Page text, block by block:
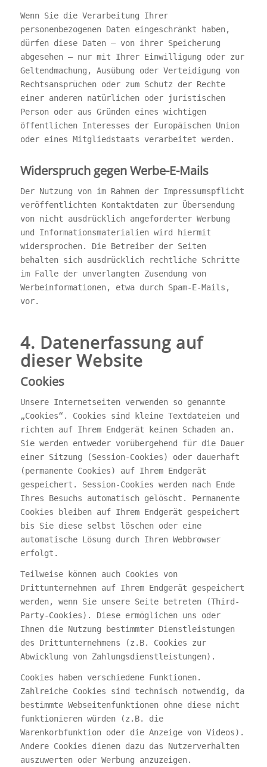
Wenn Sie die Verarbeitung Ihrer
personenbezogenen Daten eingeschränkt haben,
dürfen diese Daten – von ihrer Speicherung
abgesehen – nur mit Ihrer Einwilligung oder zur
Geltendmachung, Ausübung oder Verteidigung von
Rechtsansprüchen oder zum Schutz der Rechte
einer anderen natürlichen oder juristischen
Person oder aus Gründen eines wichtigen
öffentlichen Interesses der Europäischen Union
oder eines Mitgliedstaats verarbeitet werden.
Widerspruch gegen Werbe-E-Mails
Der Nutzung von im Rahmen der Impressumspflicht
veröffentlichten Kontaktdaten zur Übersendung
von nicht ausdrücklich angeforderter Werbung
und Informationsmaterialien wird hiermit
widersprochen. Die Betreiber der Seiten
behalten sich ausdrücklich rechtliche Schritte
im Falle der unverlangten Zusendung von
Werbeinformationen, etwa durch Spam-E-Mails,
vor.
4. Datenerfassung auf
dieser Website
Cookies
Unsere Internetseiten verwenden so genannte
„Cookies“. Cookies sind kleine Textdateien und
richten auf Ihrem Endgerät keinen Schaden an.
Sie werden entweder vorübergehend für die Dauer
einer Sitzung (Session-Cookies) oder dauerhaft
(permanente Cookies) auf Ihrem Endgerät
gespeichert. Session-Cookies werden nach Ende
Ihres Besuchs automatisch gelöscht. Permanente
Cookies bleiben auf Ihrem Endgerät gespeichert
bis Sie diese selbst löschen oder eine
automatische Lösung durch Ihren Webbrowser
erfolgt.
Teilweise können auch Cookies von
Drittunternehmen auf Ihrem Endgerät gespeichert
werden, wenn Sie unsere Seite betreten (Third-
Party-Cookies). Diese ermöglichen uns oder
Ihnen die Nutzung bestimmter Dienstleistungen
des Drittunternehmens (z.B. Cookies zur
Abwicklung von Zahlungsdienstleistungen).
Cookies haben verschiedene Funktionen.
Zahlreiche Cookies sind technisch notwendig, da
bestimmte Webseitenfunktionen ohne diese nicht
funktionieren würden (z.B. die
Warenkorbfunktion oder die Anzeige von Videos).
Andere Cookies dienen dazu das Nutzerverhalten
auszuwerten oder Werbung anzuzeigen.